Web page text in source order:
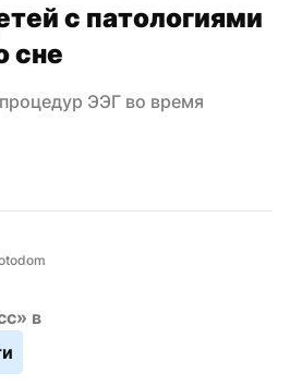
с патологиями
сне
ЭЭГ во время
в